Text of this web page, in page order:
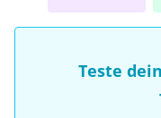
Teste